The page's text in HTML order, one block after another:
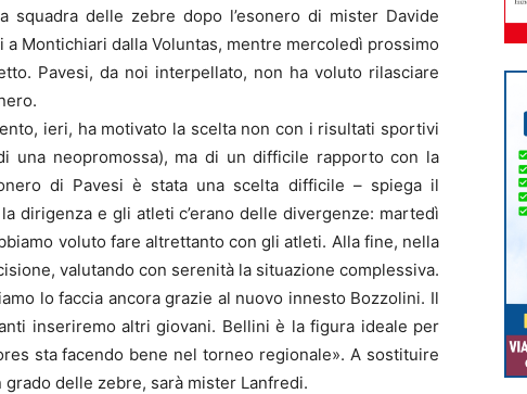
squadra delle zebre dopo l’esonero di mister Davide
Montichiari dalla Voluntas, mentre mercoledì prossimo
Pavesi, da noi interpellato, non ha voluto rilasciare
ieri, ha motivato la scelta non con i risultati sportivi
una neopromossa), ma di un difficile rapporto con la
di Pavesi è stata una scelta difficile – spiega il
dirigenza e gli atleti c’erano delle divergenze: martedì
voluto fare altrettanto con gli atleti. Alla fine, nella
valutando con serenità la situazione complessiva.
lo faccia ancora grazie al nuovo innesto Bozzolini. Il
inseriremo altri giovani. Bellini è la figura ideale per
sta facendo bene nel torneo regionale». A sostituire
delle zebre, sarà mister Lanfredi.